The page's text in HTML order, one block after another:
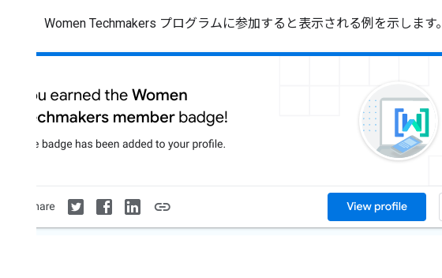
以下に、Women Techmakers プログラムに参加すると表示される例を示します。